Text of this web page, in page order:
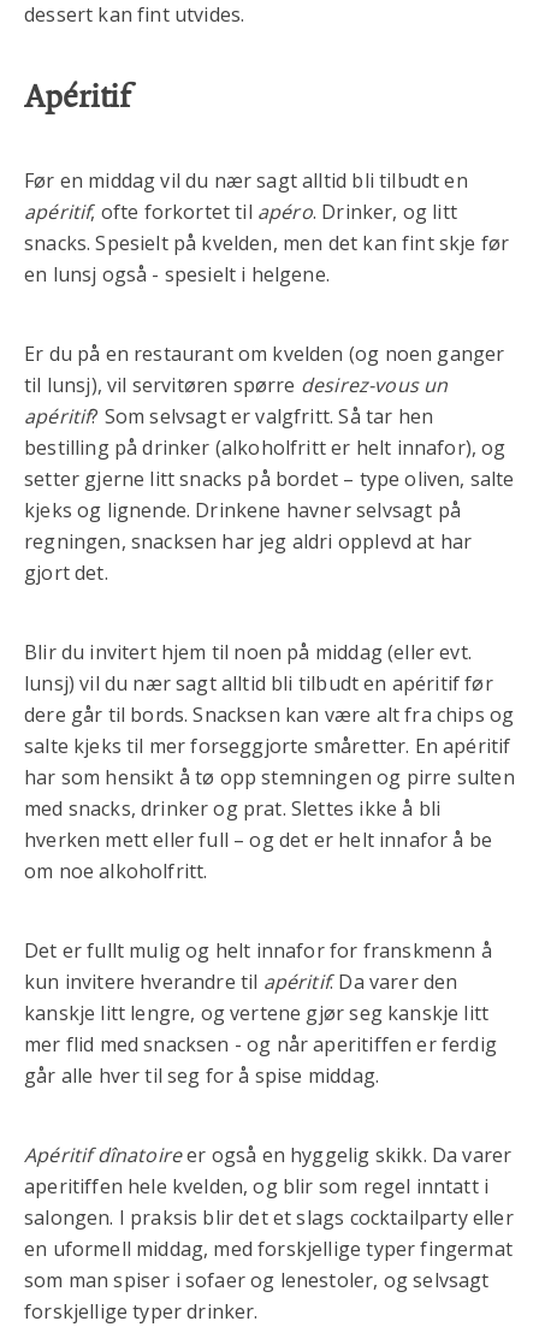
dessert kan fint utvides.
Apéritif
Før en middag vil du nær sagt alltid bli tilbudt en
apéritif, ofte forkortet til apéro. Drinker, og litt
snacks. Spesielt på kvelden, men det kan fint skje før
en lunsj også - spesielt i helgene.
Er du på en restaurant om kvelden (og noen ganger
til lunsj), vil servitøren spørre desirez-vous un
apéritif? Som selvsagt er valgfritt. Så tar hen
bestilling på drinker (alkoholfritt er helt innafor), og
setter gjerne litt snacks på bordet – type oliven, salte
kjeks og lignende. Drinkene havner selvsagt på
regningen, snacksen har jeg aldri opplevd at har
gjort det.
Blir du invitert hjem til noen på middag (eller evt.
lunsj) vil du nær sagt alltid bli tilbudt en apéritif før
dere går til bords. Snacksen kan være alt fra chips og
salte kjeks til mer forseggjorte småretter. En apéritif
har som hensikt å tø opp stemningen og pirre sulten
med snacks, drinker og prat. Slettes ikke å bli
hverken mett eller full – og det er helt innafor å be
om noe alkoholfritt.
Det er fullt mulig og helt innafor for franskmenn å
kun invitere hverandre til apéritif. Da varer den
kanskje litt lengre, og vertene gjør seg kanskje litt
mer flid med snacksen - og når aperitiffen er ferdig
går alle hver til seg for å spise middag.
Apéritif dînatoireer også en hyggelig skikk. Da varer
aperitiffen hele kvelden, og blir som regel inntatt i
salongen. I praksis blir det et slags cocktailparty eller
en uformell middag, med forskjellige typer fingermat
som man spiser i sofaer og lenestoler, og selvsagt
forskjellige typer drinker.